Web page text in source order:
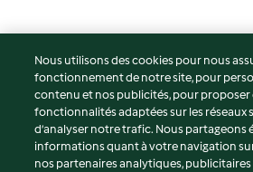
© Copyright 2026
Conditions d'utilisation
Politique de confidentialité
Non-responsabilité
Nous utilisons des cookies pour nous
fonctionnement de notre site, pour
contenu et nos publicités, pour proposer
fonctionnalités adaptées sur les réseaux
d’analyser notre trafic. Nous partageons
informations quant à votre navigation
nos partenaires analytiques, publicitaires